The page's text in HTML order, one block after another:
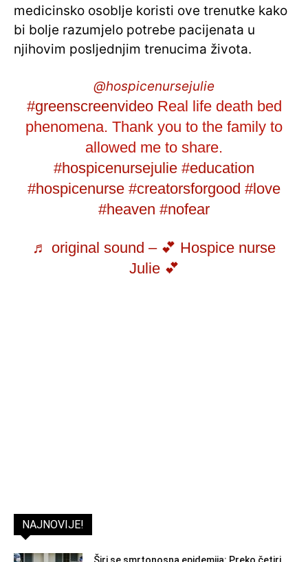
medicinsko osoblje koristi ove trenutke kako
bi bolje razumjelo potrebe pacijenata u
njihovim posljednjim trenucima života.
@hospicenursejulie
#greenscreenvideoReal life death bed
phenomena. Thank you to the family to
allowed me to share.
#hospicenursejulie #education
#hospicenurse #creatorsforgood #love
#heaven #nofear
♬ original sound – 💕 Hospice nurse
Julie 💕
NAJNOVIJE!